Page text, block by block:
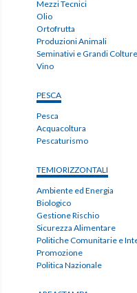
Mezzi Tecnici
Olio
Ortofrutta
Produzioni Animali
Seminativi e Grandi Colture
Vino
PESCA
Pesca
Acquacoltura
Pescaturismo
TEMIORIZZONTALI
Ambiente ed Energia
Biologico
Gestione Rischio
Sicurezza Alimentare
Politiche Comunitarie e
Promozione
Politica Nazionale